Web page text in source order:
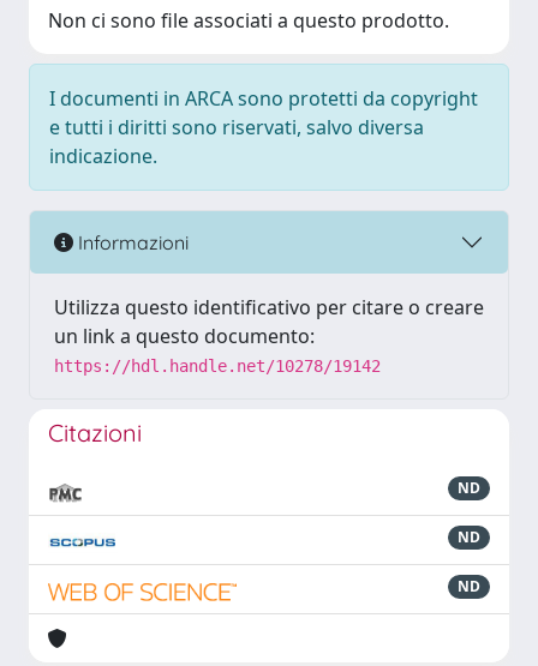
Non ci sono file associati a questo prodotto.
I documenti in ARCA sono protetti da copyright
e tutti i diritti sono riservati, salvo diversa
indicazione.
Informazioni
Utilizza questo identificativo per citare o creare
un link a questo documento:
https://hdl.handle.net/10278/19142
Citazioni
ND
ND
ND